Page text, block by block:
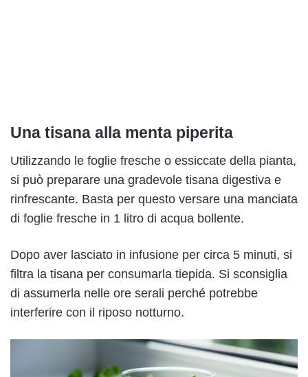
Una tisana alla menta piperita
Utilizzando le foglie fresche o essiccate della pianta,
si può preparare una gradevole tisana digestiva e
rinfrescante. Basta per questo versare una manciata
di foglie fresche in 1 litro di acqua bollente.
Dopo aver lasciato in infusione per circa 5 minuti, si
filtra la tisana per consumarla tiepida. Si sconsiglia
di assumerla nelle ore serali perché potrebbe
interferire con il riposo notturno.